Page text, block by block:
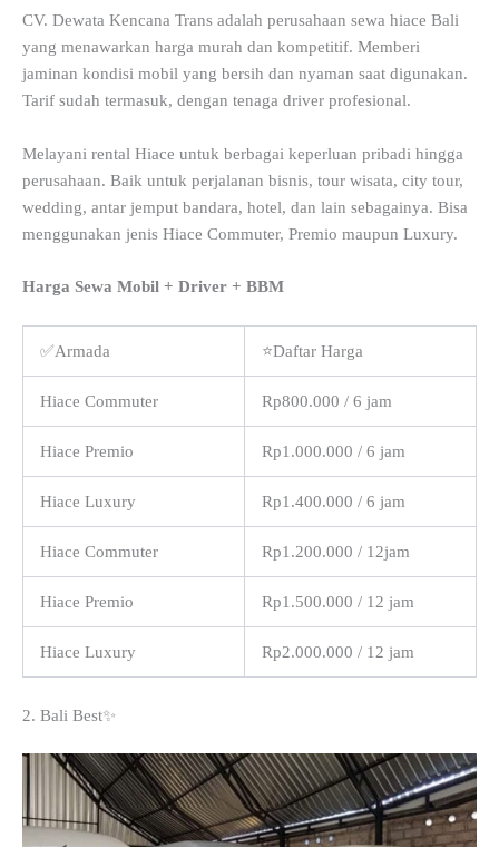
CV. Dewata Kencana Trans adalah perusahaan sewa hiace Bali
yang menawarkan harga murah dan kompetitif. Memberi
jaminan kondisi mobil yang bersih dan nyaman saat digunakan.
Tarif sudah termasuk, dengan tenaga driver profesional.
Melayani rental Hiace untuk berbagai keperluan pribadi hingga
perusahaan. Baik untuk perjalanan bisnis, tour wisata, city tour,
wedding, antar jemput bandara, hotel, dan lain sebagainya. Bisa
menggunakan jenis Hiace Commuter, Premio maupun Luxury.
Harga Sewa Mobil + Driver + BBM
✅Armada ⭐Daftar Harga
Hiace Commuter Rp800.000 / 6 jam
Hiace Premio Rp1.000.000 / 6 jam
Hiace Luxury Rp1.400.000 / 6 jam
Hiace Commuter Rp1.200.000 / 12jam
Hiace Premio Rp1.500.000 / 12 jam
Hiace Luxury Rp2.000.000 / 12 jam
2. Bali Best✨